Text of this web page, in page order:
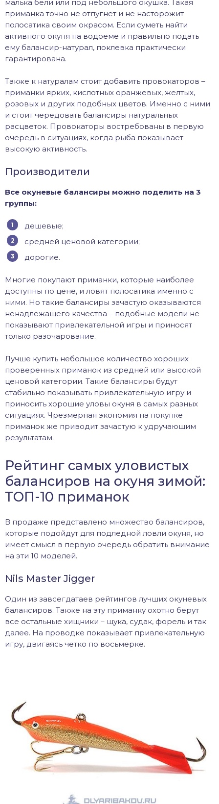
малька бели или под небольшого окушка. Такая
приманка точно не отпугнет и не насторожит
полосатика своим окрасом. Если суметь найти
активного окуня на водоеме и правильно подать
ему балансир-натурал, поклевка практически
гарантирована.
Также к натуралам стоит добавить провокаторов –
приманки ярких, кислотных оранжевых, желтых,
розовых и других подобных цветов. Именно с ними
и стоит чередовать балансиры натуральных
расцветок. Провокаторы востребованы в первую
очередь в ситуациях, когда рыба показывает
высокую активность.
Производители
Все окуневые балансиры можно поделить на 3
группы:
дешевые;
средней ценовой категории;
дорогие.
Многие покупают приманки, которые наиболее
доступны по цене, и ловят полосатика именно с
ними. Но такие балансиры зачастую оказываются
ненадлежащего качества – подобные модели не
показывают привлекательной игры и приносят
только разочарование.
Лучше купить небольшое количество хороших
проверенных приманок из средней или высокой
ценовой категории. Такие балансиры будут
стабильно показывать привлекательную игру и
приносить хорошие уловы окуня в самых разных
ситуациях. Чрезмерная экономия на покупке
приманок же приводит зачастую к удручающим
результатам.
Рейтинг самых уловистых
балансиров на окуня зимой:
ТОП-10 приманок
В продаже представлено множество балансиров,
которые подойдут для подледной ловли окуня, но
имеет смысл в первую очередь обратить внимание
на эти 10 моделей.
Nils Master Jigger
Один из завсегдатаев рейтингов лучших окуневых
балансиров. Также на эту приманку охотно берут
все остальные хищники – щука, судак, форель и так
далее. На проводке показывает привлекательную
игру, двигаясь четко по восьмерке.